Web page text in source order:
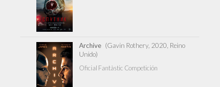
Archive (Gavin Rothery, 2020, Reino
Unido)
Oficial Fantàstic Competición